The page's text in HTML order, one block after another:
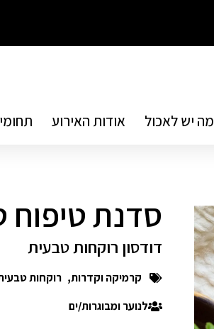
מה יש לאכול אודות האירוע
סדנת
דודסון רוקחות טבעית
קרמיקה וקדרות, רוקחות
לנוער ומבוגרות/ים